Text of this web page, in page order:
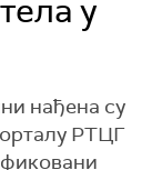
у
нађена су
РТЦГ